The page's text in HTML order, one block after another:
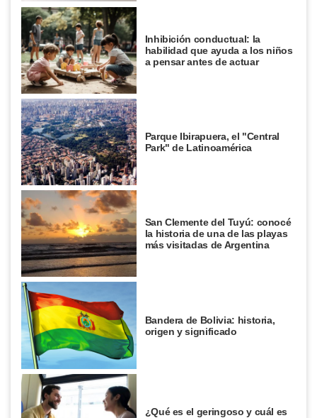
Inhibición conductual: la
habilidad que ayuda a los niños
a pensar antes de actuar
Parque Ibirapuera, el "Central
Park" de Latinoamérica
San Clemente del Tuyú: conocé
la historia de una de las playas
más visitadas de Argentina
Bandera de Bolivia: historia,
origen y significado
¿Qué es el geringoso y cuál es